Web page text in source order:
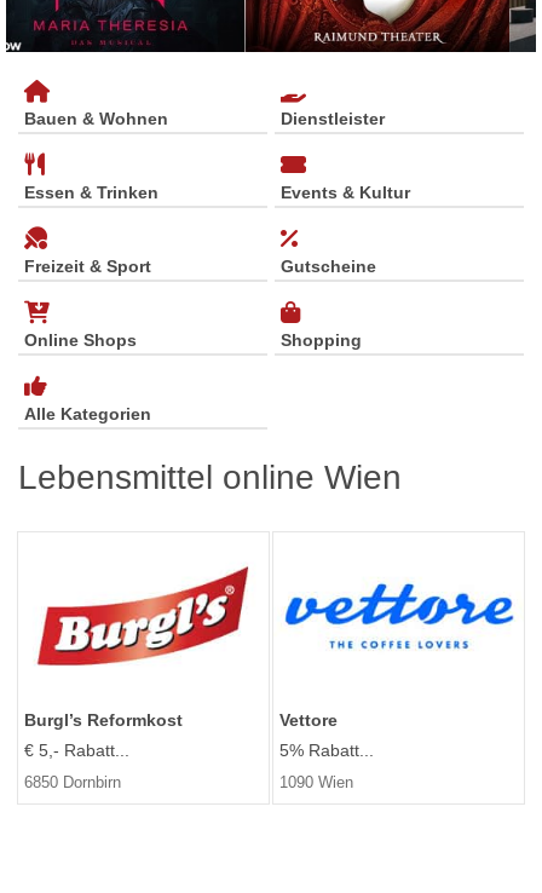
Bauen & Wohnen Dienstleister
Essen & Trinken Events & Kultur
Freizeit & Sport Gutscheine
Online Shops Shopping
Alle Kategorien
Lebensmittel online Wien
Burgl’s Reformkost
€ 5,- Rabatt...
6850 Dornbirn
Vettore
5% Rabatt...
1090 Wien